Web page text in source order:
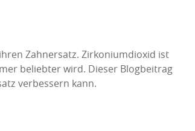
Zahnersatz. Zirkoniumdioxid ist
beliebter wird. Dieser Blogbeitrag
verbessern kann.